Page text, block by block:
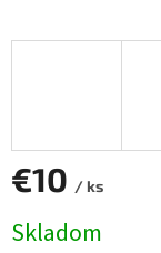
€10 / ks
cena:
Skladom